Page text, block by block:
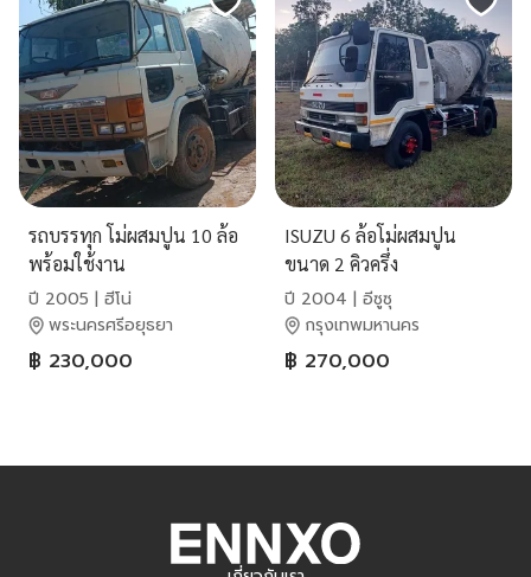
รถบรรทุก โม่ผสมปูน 10 ล้อ
พร้อมใช้งาน
ปี 2005 | ฮีโน่
พระนครศรีอยุธยา
฿ 230,000
ISUZU 6 ล้อโม่ผสมปูน
ขนาด 2 คิวครึ่ง
ปี 2004 | อีซูซุ
กรุงเทพมหานคร
฿ 270,000